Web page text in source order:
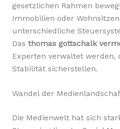
gesetzlichen Rahmen
Immobilien oder
unterschiedliche
Das thomas gottschalk
Experten verwaltet werden,
Stabilität sicherstellen.
Wandel der
Die Medienwelt hat sich